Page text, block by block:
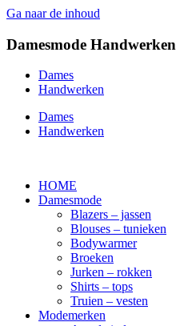
Ga naar de inhoud
Damesmode Handwerken
Dames
Handwerken
Dames
Handwerken
HOME
Damesmode
Blazers – jassen
Blouses – tunieken
Bodywarmer
Broeken
Jurken – rokken
Shirts – tops
Truien – vesten
Modemerken